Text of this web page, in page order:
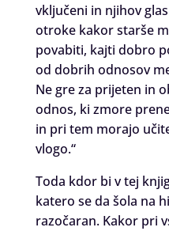
vključeni in njihov
otroke kakor starše
povabiti, kajti dobro
od dobrih odnosov
Ne gre za prijeten in
odnos, ki zmore
in pri tem morajo
vlogo.“
Toda kdor bi v tej
katero se da šola na
razočaran. Kakor pri